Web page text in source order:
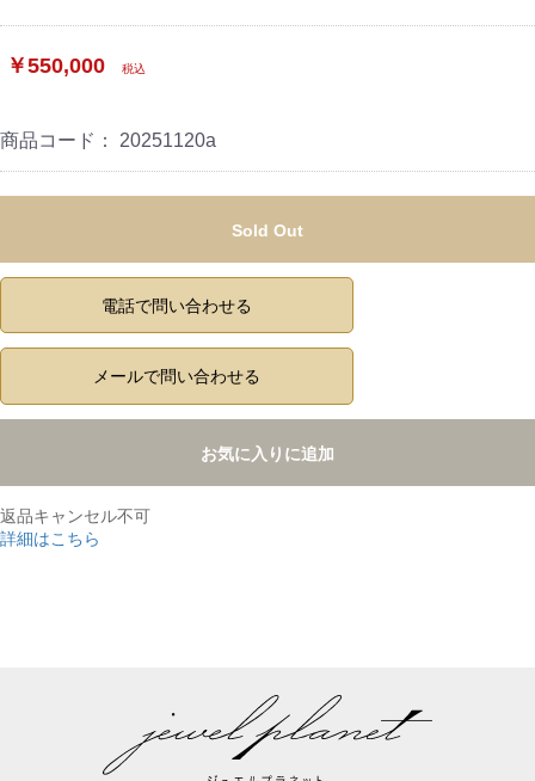
￥550,000 税込
商品コード： 20251120a
Sold Out
電話で問い合わせる
メールで問い合わせる
お気に入りに追加
返品キャンセル不可
詳細はこちら